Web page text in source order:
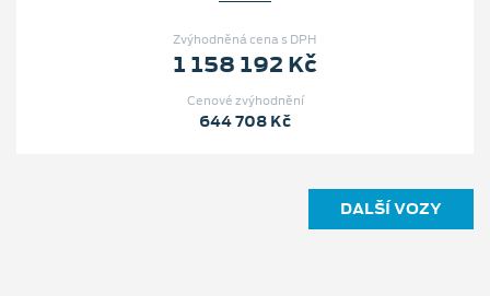
Zvýhodněná cena s DPH
1 158 192 Kč
Cenové zvýhodnění
644 708 Kč
DALŠÍ VOZY